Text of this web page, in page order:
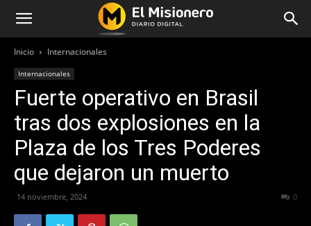
Inicio Internacionales
Internacionales
Fuerte operativo en Brasil
tras dos explosiones en la
Plaza de los Tres Poderes
que dejaron un muerto
14 noviembre, 2024 0